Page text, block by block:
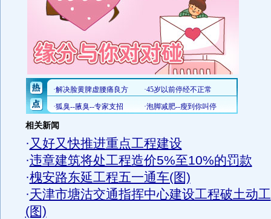
相关新闻
·又好又快推进重点工程建设
·违章建筑将处工程造价5%至10%的罚款
·槐安路东延工程五一通车(图)
·天津市塘沽交通指挥中心建设工程破土动工
(图)